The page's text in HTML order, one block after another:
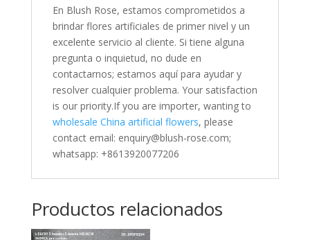
En Blush Rose, estamos comprometidos a
brindar flores artificiales de primer nivel y un
excelente servicio al cliente. Si tiene alguna
pregunta o inquietud, no dude en
contactarnos; estamos aquí para ayudar y
resolver cualquier problema. Your satisfaction
is our priority.If you are importer, wanting to
wholesale China artificial flowers, please
contact email: enquiry@blush-rose.com;
whatsapp: +8613920077206
Productos relacionados